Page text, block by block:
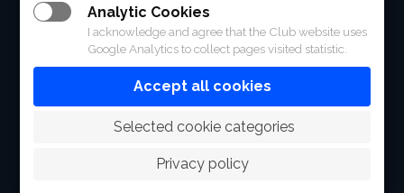
FACILITIES
Analytic Cookies
I acknowledge and agree that the Club website uses
Google Analytics to collect pages visited statistic.
Accept all cookies
Selected cookie categories
Privacy policy